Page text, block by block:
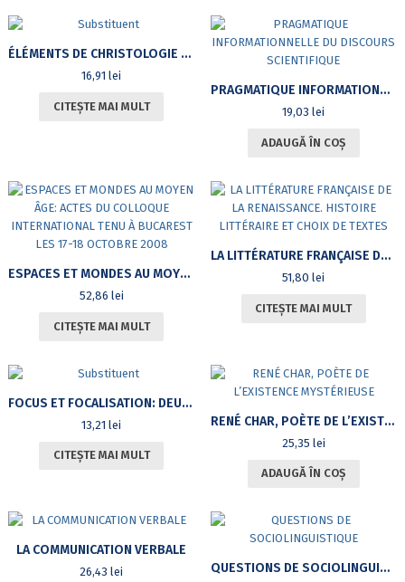
ÉLÉMENTS DE CHRISTOLOGIE DANS LES SERMONS DE JACQUES BÉNIGNE BOSSUET
16,91lei
CITEȘTE MAI MULT
PRAGMATIQUE INFORMATIONNELLE DU DISCOURS SCIENTIFIQUE
19,03lei
ADAUGĂ ÎN COȘ
ESPACES ET MONDES AU MOYEN ÂGE: ACTES DU COLLOQUE INTERNATIONAL TENU À BUCAREST LES 17-18 OCTOBRE 2008
52,86 lei
CITEȘTE MAI MULT
LA LITTÉRATURE FRANÇAISE DE LA RENAISSANCE. HISTOIRE LITTÉRAIRE ET CHOIX DE TEXTES
51,80lei
CITEȘTE MAI MULT
FOCUS ET FOCALISATION: DEUX NOTIONS REVISITÉES
13,21lei
CITEȘTE MAI MULT
RENÉ CHAR, POÈTE DE L’EXISTENCE MYSTÉRIEUSE
25,35 lei
ADAUGĂ ÎN COȘ
LA COMMUNICATION VERBALE
26,43lei QUESTIONS DE SOCIOLINGUISTIQUE